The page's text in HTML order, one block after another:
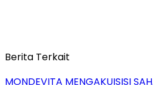
Berita Terkait
MONDEVITA MENGAKUISISI